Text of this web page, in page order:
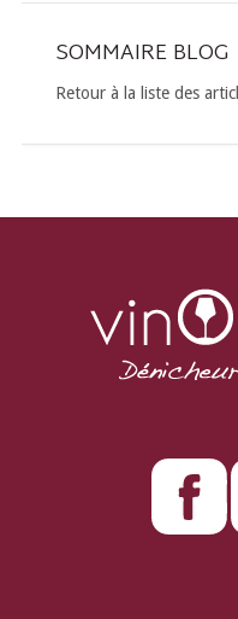
SOMMAIRE BLOG
Retour à la liste des